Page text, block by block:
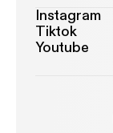
Instagram
Tiktok
Youtube